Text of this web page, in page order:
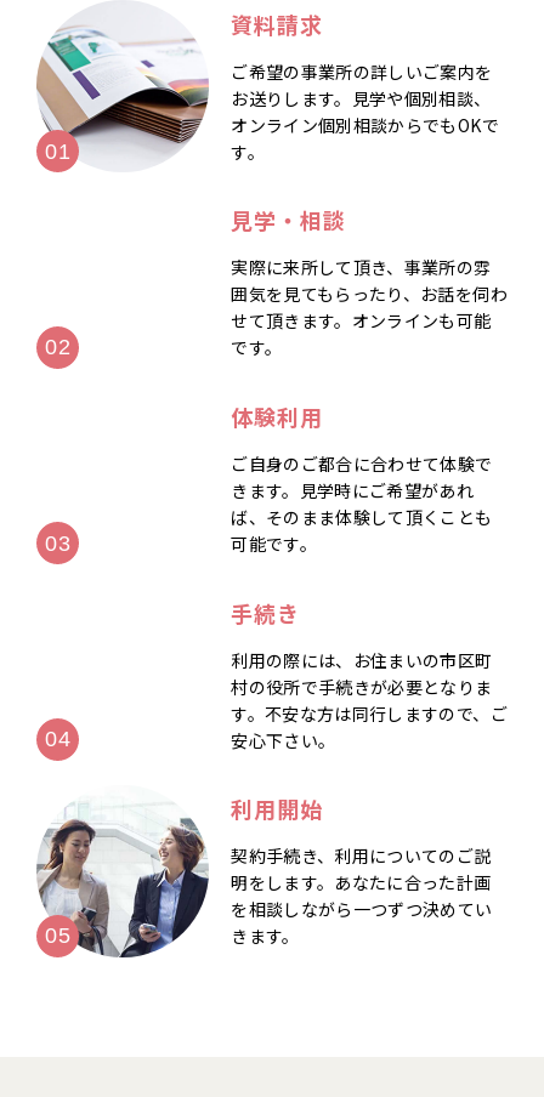
資料請求
ご希望の事業所の詳しいご案内を
お送りします。見学や個別相談、
オンライン個別相談からでもOKで
す。
見学・相談
実際に来所して頂き、事業所の雰
囲気を見てもらったり、お話を伺わ
せて頂きます。オンラインも可能
です。
体験利用
ご自身のご都合に合わせて体験で
きます。見学時にご希望があれ
ば、そのまま体験して頂くことも
可能です。
手続き
利用の際には、お住まいの市区町
村の役所で手続きが必要となりま
す。不安な方は同行しますので、ご
安心下さい。
利用開始
契約手続き、利用についてのご説
明をします。あなたに合った計画
を相談しながら一つずつ決めてい
きます。